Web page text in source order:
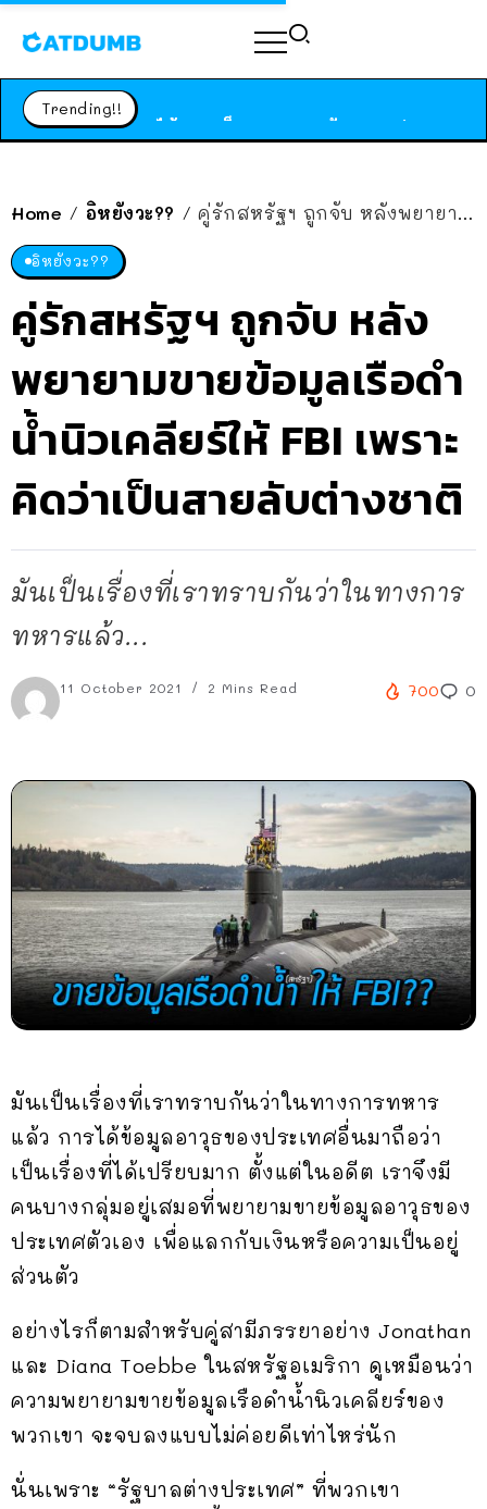
Trending!!
Home / อิหยังวะ?? / คู่รักสหรัฐฯ ถูกจับ หลังพยายามขายข้อมูลเรือดำน้ำนิวเคลียร์ให้ FBI เพราะคิดว่าเป็นสายลับต่างชาติ
อิหยังวะ??
คู่รักสหรัฐฯ ถูกจับ หลัง
พยายามขายข้อมูลเรือดำ
น้ำนิวเคลียร์ให้ FBI เพราะ
คิดว่าเป็นสายลับต่างชาติ
มันเป็นเรื่องที่เราทราบกันว่าในทางการ
ทหารแล้ว...
11 October 2021 2 Mins Read 700 0
มันเป็นเรื่องที่เราทราบกันว่าในทางการทหาร
แล้ว การได้ข้อมูลอาวุธของประเทศอื่นมาถือว่า
เป็นเรื่องที่ได้เปรียบมาก ตั้งแต่ในอดีต เราจึงมี
คนบางกลุ่มอยู่เสมอที่พยายามขายข้อมูลอาวุธของ
ประเทศตัวเอง เพื่อแลกกับเงินหรือความเป็นอยู่
ส่วนตัว
อย่างไรก็ตามสำหรับคู่สามีภรรยาอย่าง Jonathan
และ Diana Toebbe ในสหรัฐอเมริกา ดูเหมือนว่า
ความพยายามขายข้อมูลเรือดำน้ำนิวเคลียร์ของ
พวกเขา จะจบลงแบบไม่ค่อยดีเท่าไหร่นัก
นั่นเพราะ “รัฐบาลต่างประเทศ” ที่พวกเขา